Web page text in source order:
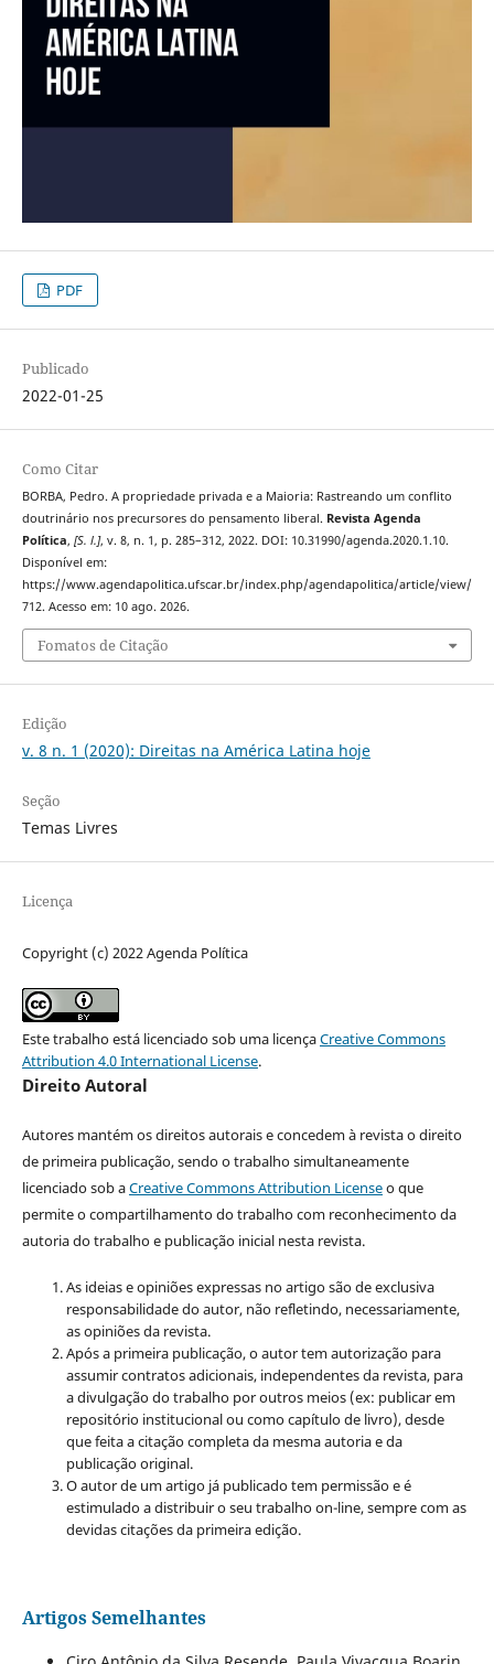
PDF
Publicado
2022-01-25
Como Citar
BORBA, Pedro. A propriedade privada e a Maioria: Rastreando um conflito
doutrinário nos precursores do pensamento liberal. Revista Agenda
Política, [S. l.], v. 8, n. 1, p. 285–312, 2022. DOI: 10.31990/agenda.2020.1.10.
Disponível em:
https://www.agendapolitica.ufscar.br/index.php/agendapolitica/article/view/
712. Acesso em: 10 ago. 2026.
Fomatos de Citação
Edição
v. 8 n. 1 (2020): Direitas na América Latina hoje
Seção
Temas Livres
Licença
Copyright (c) 2022 Agenda Política
Este trabalho está licenciado sob uma licençaCreative Commons
Attribution 4.0 International License.
Direito Autoral
Autores mantém os direitos autorais e concedem à revista o direito
de primeira publicação, sendo o trabalho simultaneamente
licenciado sob aCreative Commons Attribution Licenseo que
permite o compartilhamento do trabalho com reconhecimento da
autoria do trabalho e publicação inicial nesta revista.
As ideias e opiniões expressas no artigo são de exclusiva
responsabilidade do autor, não refletindo, necessariamente,
as opiniões da revista.
Após a primeira publicação, o autor tem autorização para
assumir contratos adicionais, independentes da revista, para
a divulgação do trabalho por outros meios (ex: publicar em
repositório institucional ou como capítulo de livro), desde
que feita a citação completa da mesma autoria e da
publicação original.
O autor de um artigo já publicado tem permissão e é
estimulado a distribuir o seu trabalho on-line, sempre com as
devidas citações da primeira edição.
Artigos Semelhantes